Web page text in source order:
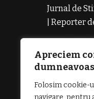
Apreciem
Folosim cookie-
navigare, pentru
Jurnal de
Reporter
NoiRochii
de Cununie
Comanda